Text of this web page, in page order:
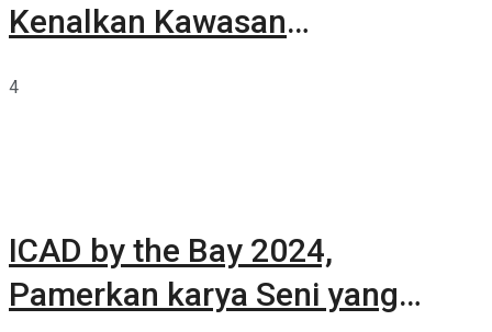
Kenalkan Kawasan
4
ICAD by the Bay 2024,
Pamerkan karya Seni yang